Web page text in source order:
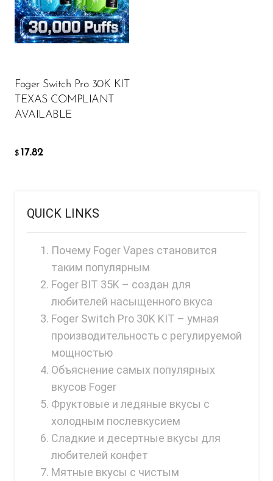
Memers
Milli Bar
Monster Vape Labs
MTRX
Nexa
Off-Stamp
Orion
OXBAR
Pachamama
Packspod
PHUN
Pillow Talk
PYRO
RifBar
REIGN BAR
Foger Switch Pro 30K KIT
TEXAS COMPLIANT
AVAILABLE
$ 17.82
$17.82
QUICK LINKS
Почему Foger Vapes становится
таким популярным
Foger BIT 35K – создан для
любителей насыщенного вкуса
Foger Switch Pro 30K KIT – умная
производительность с регулируемой
мощностью
Объяснение самых популярных
вкусов Foger
Фруктовые и ледяные вкусы с
холодным послевкусием
Сладкие и десертные вкусы для
любителей конфет
Мятные вкусы с чистым